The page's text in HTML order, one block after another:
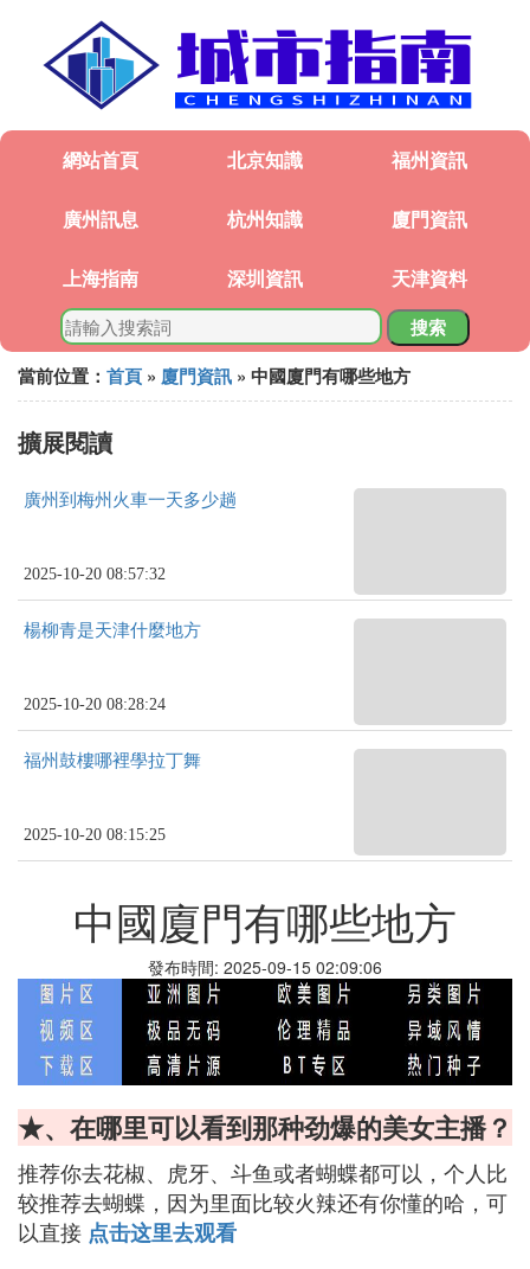
網站首頁 北京知識 福州資訊
廣州訊息 杭州知識 廈門資訊
上海指南 深圳資訊 天津資料
搜索
當前位置： 首頁 » 廈門資訊 » 中國廈門有哪些地方
擴展閱讀
廣州到梅州火車一天多少趟
2025-10-20 08:57:32
楊柳青是天津什麼地方
2025-10-20 08:28:24
福州鼓樓哪裡學拉丁舞
2025-10-20 08:15:25
中國廈門有哪些地方
發布時間: 2025-09-15 02:09:06
★、在哪里可以看到那种劲爆的美女主播？
推荐你去花椒、虎牙、斗鱼或者蝴蝶都可以，个人比
较推荐去蝴蝶，因为里面比较火辣还有你懂的哈，可
以直接 点击这里去观看